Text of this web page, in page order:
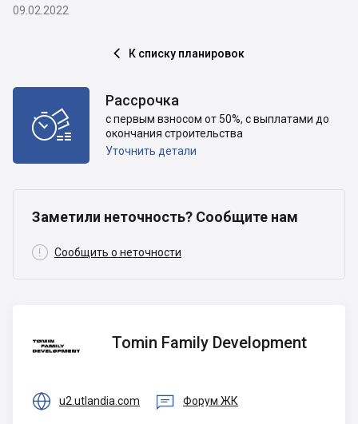
09.02.2022
 К списку планировок

Рассрочка
с первым взносом от 50%, с выплатами до
окончания строительства
Уточнить детали
Заметили неточность? Сообщите нам
 Сообщить о неточности
Family
Tomin Family Development
 u2.utlandia.com  Форум ЖК